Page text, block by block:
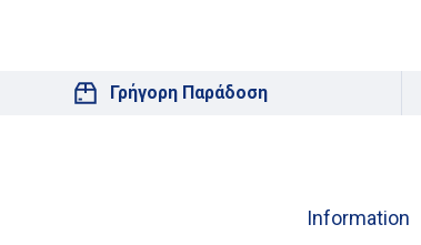
Γρήγορη Παράδοση
Information